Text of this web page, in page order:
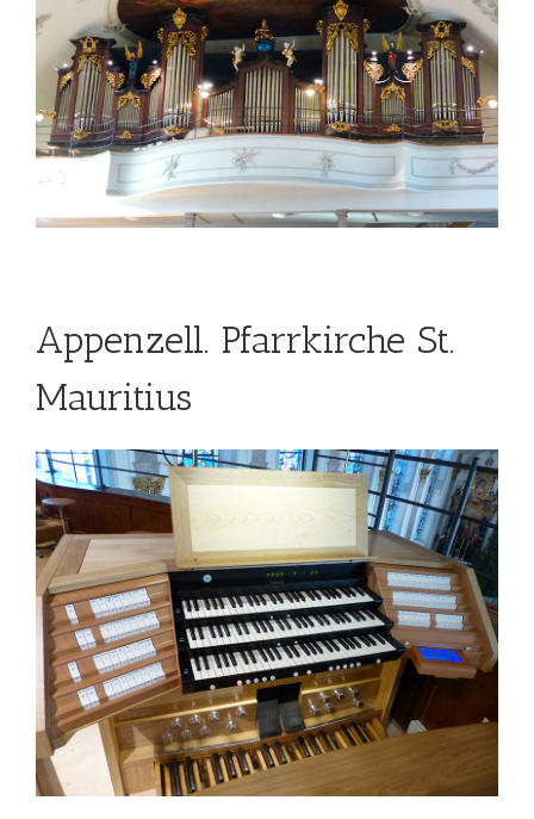
Appenzell. Pfarrkirche St.
Mauritius